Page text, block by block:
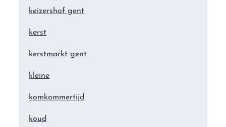
keizershof gent
kerst
kerstmarkt gent
kleine
komkommertijd
koud